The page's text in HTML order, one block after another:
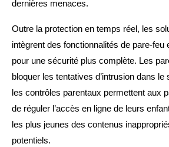
dernières menaces.
Outre la protection en temps réel, les
intègrent des fonctionnalités de pare-feu
pour une sécurité plus complète. Les
bloquer les tentatives d’intrusion dans
les contrôles parentaux permettent aux
de réguler l’accès en ligne de leurs
les plus jeunes des contenus
potentiels.